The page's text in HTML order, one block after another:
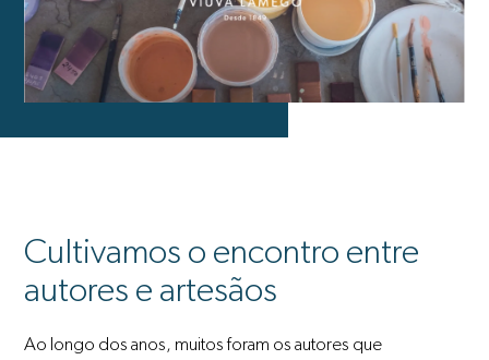
Cultivamos o encontro entre
autores e artesãos
Ao longo dos anos, muitos foram os autores que